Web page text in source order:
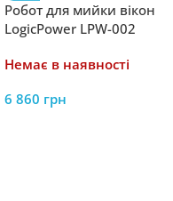
Робот для мийки вікон
LogicPower LPW-002
Немає в наявності
6 860 грн